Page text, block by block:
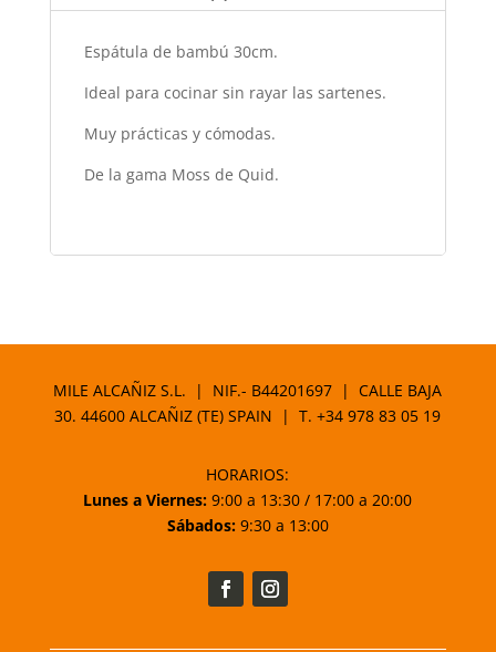
Espátula de bambú 30cm.
Ideal para cocinar sin rayar las sartenes.
Muy prácticas y cómodas.
De la gama Moss de Quid.
MILE ALCAÑIZ S.L. | NIF.- B44201697 | CALLE BAJA
30. 44600 ALCAÑIZ (TE) SPAIN | T.+34 978 83 05 19
HORARIOS:
Lunes a Viernes: 9:00 a 13:30 / 17:00 a 20:00
Sábados:9:30 a 13:00